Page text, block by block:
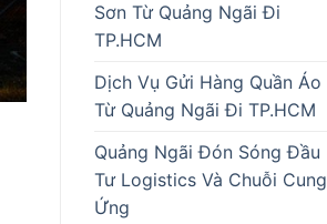
Sơn Từ Quảng Ngãi Đi
TP.HCM
Dịch Vụ Gửi Hàng Quần Áo
Từ Quảng Ngãi Đi TP.HCM
Quảng Ngãi Đón Sóng Đầu
Tư Logistics Và Chuỗi Cung
Ứng